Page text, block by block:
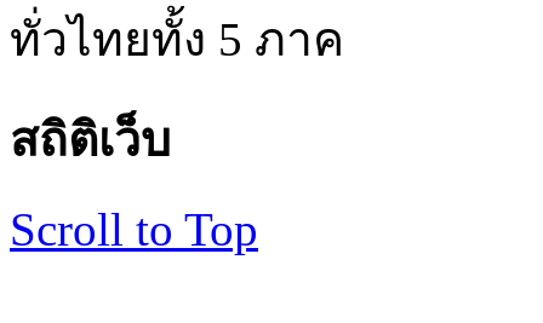
ทั่วไทยทั้ง 5 ภาค
สถิติเว็บ
Scroll to Top